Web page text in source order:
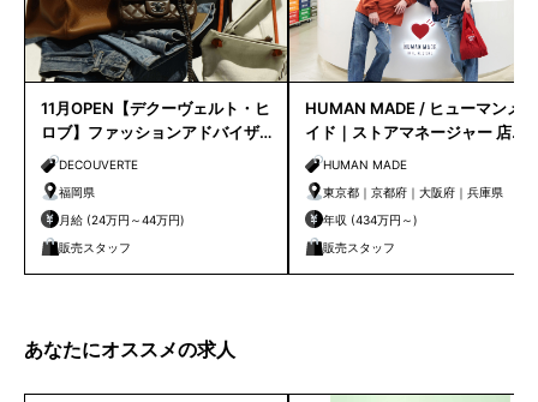
11月OPEN【デクーヴェルト・ヒ
ロブ】ファッションアドバイザ
ー｜天神店
DECOUVERTE
福岡県
月給 (24万円～44万円)
販売スタッフ
HUMAN MADE / ヒューマンメ
イド｜ストアマネージャー 店長
候補HUMAN MADE
東京都｜京都府｜大阪府｜兵庫県
年収 (434万円～)
販売スタッフ
あなたにオススメの求人